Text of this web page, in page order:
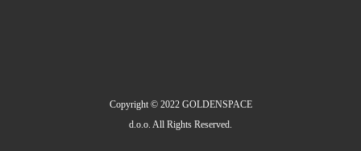
Copyright © 2022 GOLDENSPACE
d.o.o. All Rights Reserved.